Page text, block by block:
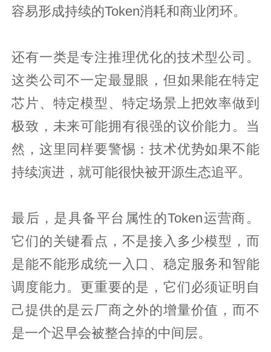
容易形成持续的Token消耗和商业闭环。
还有一类是专注推理优化的技术型公司。
这类公司不一定最显眼，但如果能在特定
芯片、特定模型、特定场景上把效率做到
极致，未来可能拥有很强的议价能力。当
然，这里同样要警惕：技术优势如果不能
持续演进，就可能很快被开源生态追平。
最后，是具备平台属性的Token运营商。
它们的关键看点，不是接入多少模型，而
是能不能形成统一入口、稳定服务和智能
调度能力。更重要的是，它们必须证明自
己提供的是云厂商之外的增量价值，而不
是一个迟早会被整合掉的中间层。